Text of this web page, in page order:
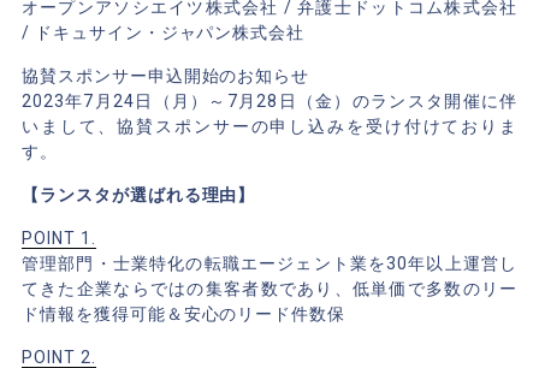
オープンアソシエイツ株式会社 / 弁護士ドットコム株式会社
/ ドキュサイン・ジャパン株式会社
協賛スポンサー申込開始のお知らせ
2023年7月24日（月）～7月28日（金）のランスタ開催に伴
いまして、協賛スポンサーの申し込みを受け付けておりま
す。
【ランスタが選ばれる理由】
POINT 1.
管理部門・士業特化の転職エージェント業を30年以上運営し
てきた企業ならではの集客者数であり、低単価で多数のリー
ド情報を獲得可能＆安心のリード件数保
POINT 2.